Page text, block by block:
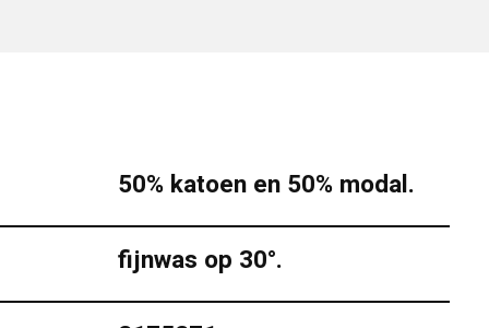
50% katoen en 50% modal.
fijnwas op 30°.